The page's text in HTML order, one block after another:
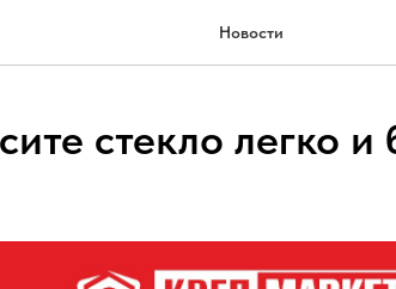
Новости
стекло легко и